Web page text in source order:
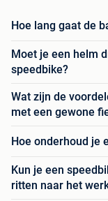
Hoe lang gaat de
Moet je een helm
speedbike?
Wat zijn de
met een gewone
Hoe onderhoud je
Kun je een
ritten naar het